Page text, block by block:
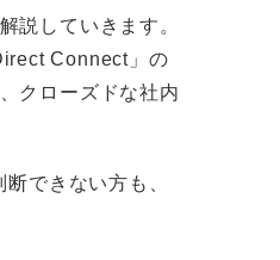
説していきます。
Connect」の
クローズドな社内
できない方も、